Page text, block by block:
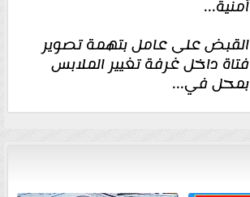
أمنية...
القبض على عامل بتهمة تصوير
فتاة داخل غرفة تغيير الملابس
بمحل في...